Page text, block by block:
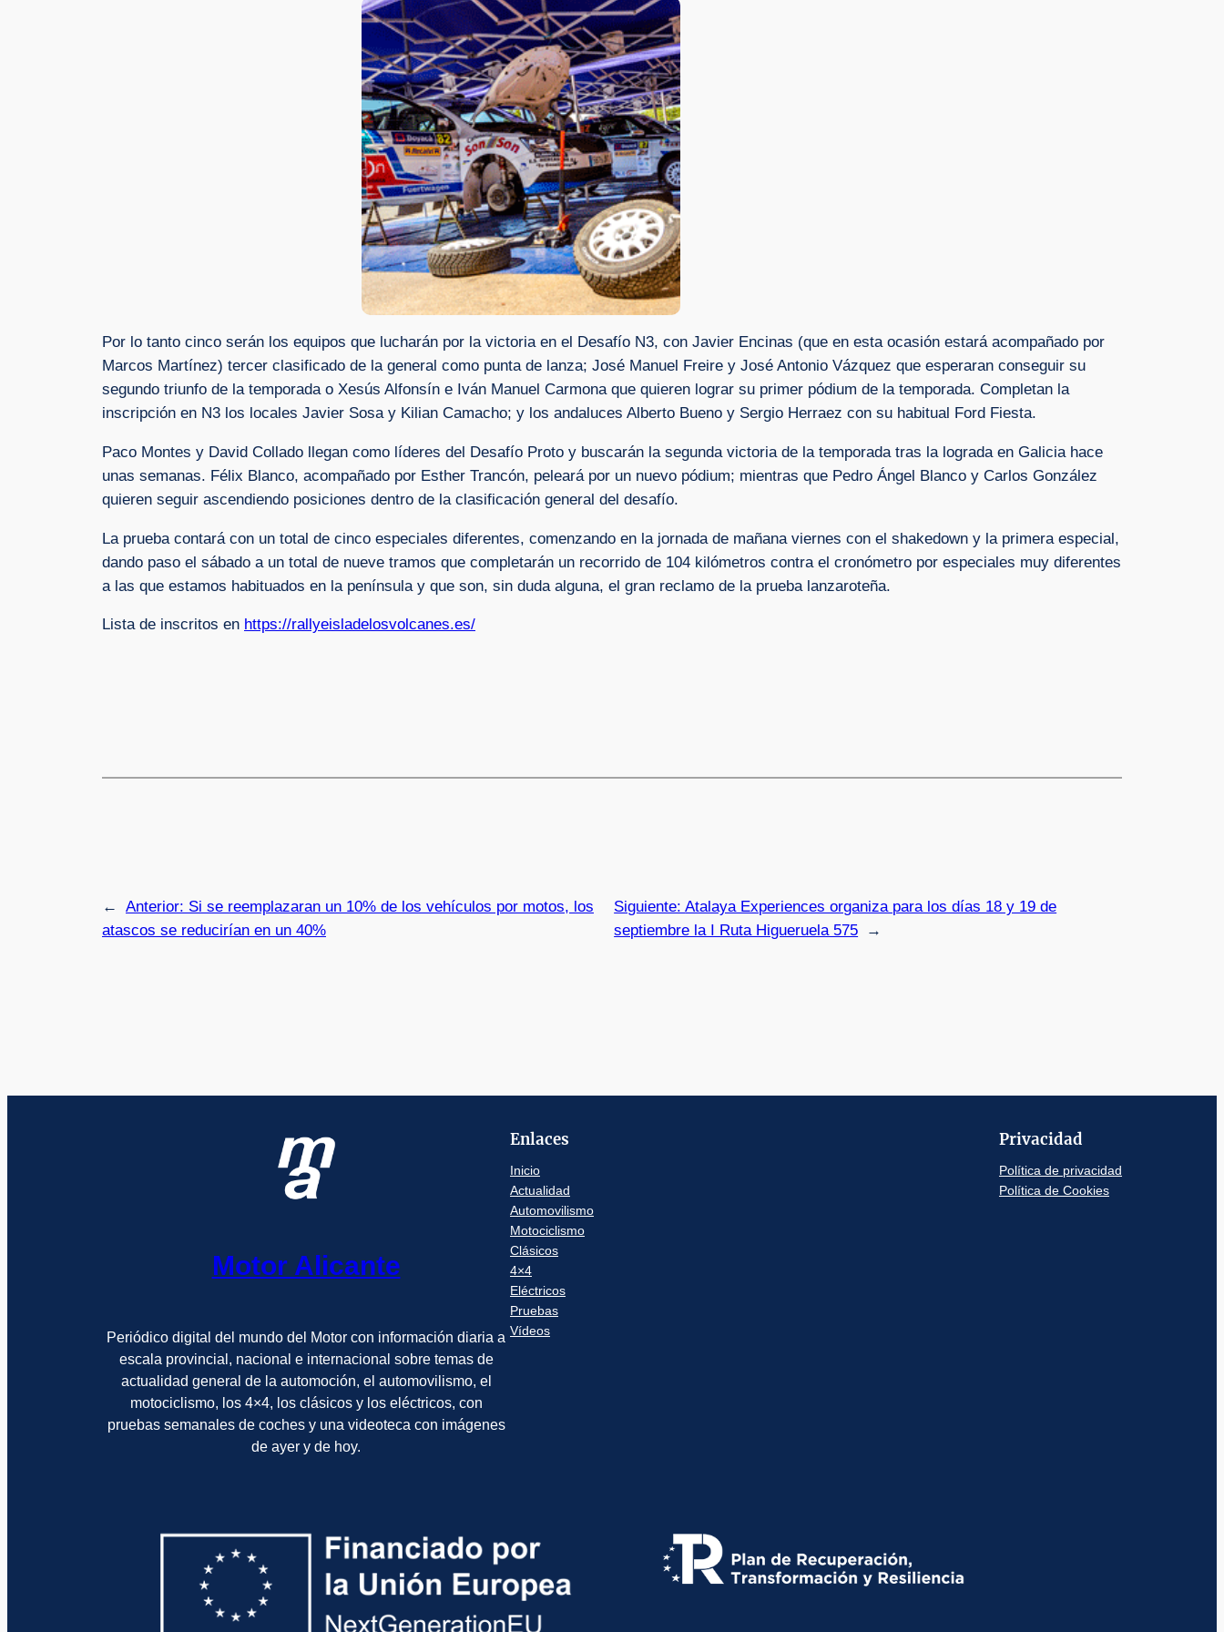
Por lo tanto cinco serán los equipos que lucharán por la victoria en el Desafío N3, con Javier Encinas (que en esta ocasión estará acompañado por
Marcos Martínez) tercer clasificado de la general como punta de lanza; José Manuel Freire y José Antonio Vázquez que esperaran conseguir su
segundo triunfo de la temporada o Xesús Alfonsín e Iván Manuel Carmona que quieren lograr su primer pódium de la temporada. Completan la
inscripción en N3 los locales Javier Sosa y Kilian Camacho; y los andaluces Alberto Bueno y Sergio Herraez con su habitual Ford Fiesta.
Paco Montes y David Collado llegan como líderes del Desafío Proto y buscarán la segunda victoria de la temporada tras la lograda en Galicia hace
unas semanas. Félix Blanco, acompañado por Esther Trancón, peleará por un nuevo pódium; mientras que Pedro Ángel Blanco y Carlos González
quieren seguir ascendiendo posiciones dentro de la clasificación general del desafío.
La prueba contará con un total de cinco especiales diferentes, comenzando en la jornada de mañana viernes con el shakedown y la primera especial,
dando paso el sábado a un total de nueve tramos que completarán un recorrido de 104 kilómetros contra el cronómetro por especiales muy diferentes
a las que estamos habituados en la península y que son, sin duda alguna, el gran reclamo de la prueba lanzaroteña.
Lista de inscritos en https://rallyeisladelosvolcanes.es/
← Anterior: Si se reemplazaran un 10% de los vehículos por motos, los
atascos se reducirían en un 40%
Siguiente:Atalaya Experiences organiza para los días 18 y 19 de
septiembre la I Ruta Higueruela 575
→
Motor Alicante
Periódico digital del mundo del Motor con información diaria a
escala provincial, nacional e internacional sobre temas de
actualidad general de la automoción, el automovilismo, el
motociclismo, los 4×4, los clásicos y los eléctricos, con
pruebas semanales de coches y una videoteca con imágenes
de ayer y de hoy.
Enlaces
Inicio
Actualidad
Automovilismo
Motociclismo
Clásicos
4×4
Eléctricos
Pruebas
Vídeos
Privacidad
Política de privacidad
Política de Cookies